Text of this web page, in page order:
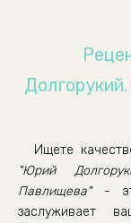
18-Velikiy-knyaz
Ищете
"Юрий
Павлищева"- это
заслуживает